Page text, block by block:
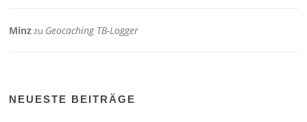
Minzzu Geocaching TB-Logger
NEUESTE BEITRÄGE